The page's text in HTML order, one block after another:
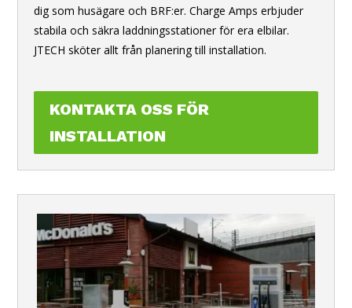
dig som husägare och BRF:er. Charge Amps erbjuder
stabila och säkra laddningsstationer för era elbilar.
JTECH sköter allt från planering till installation.
KONTAKTA OSS FÖR
INSTALLATION